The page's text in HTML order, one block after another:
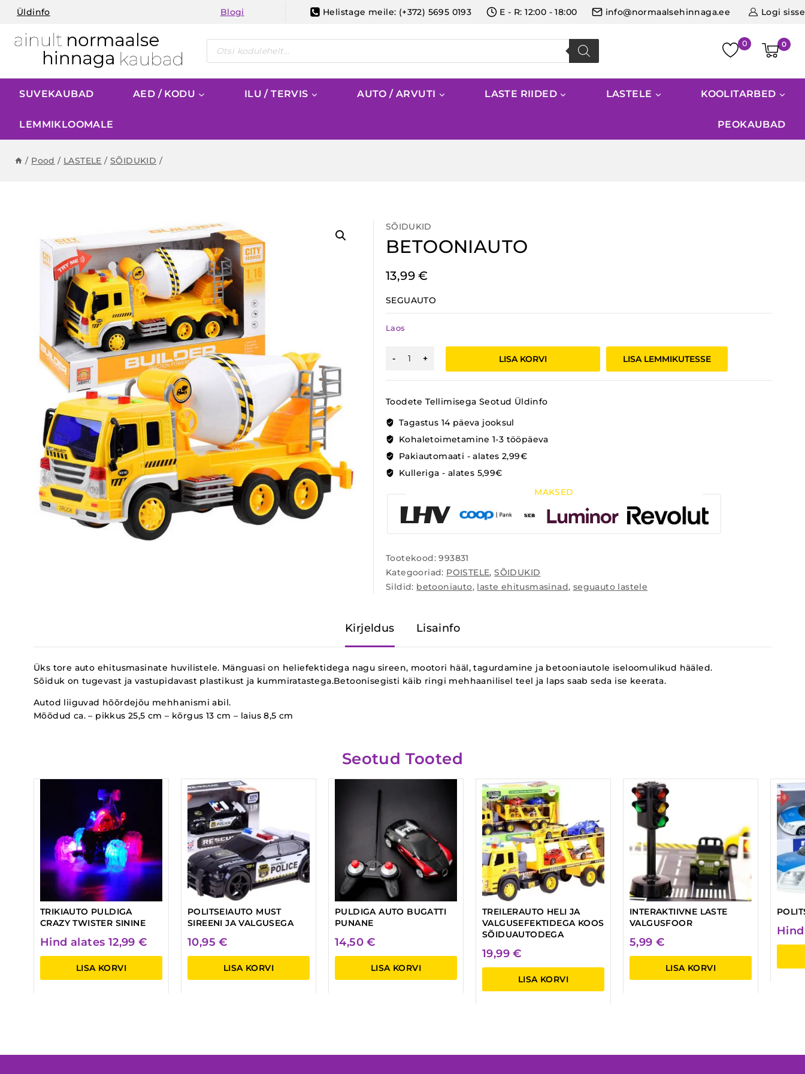
Skip
content
Üldinfo Blogi Helistage meile: (+372) 5695 0193 E - R: 12:00 - 18:00 info@normaalsehinnaga.ee Logi sisse
Products
search
0
SUVEKAUBAD AED / KODU ILU / TERVIS AUTO / ARVUTI LASTE RIIDED LASTELE KOOLITARBED
LEMMIKLOOMALE PEOKAUBAD
/ Pood / LASTELE / SÕIDUKID /
SÕIDUKID
BETOONIAUTO
13,99€
SEGUAUTO
Laos
LISA KORVI LISA LEMMIKUTESSE
Toodete Tellimisega Seotud Üldinfo
Tagastus 14 päeva jooksul
Kohaletoimetamine 1-3 tööpäeva
Pakiautomaati - alates 2,99€
Kulleriga - alates 5,99€
MAKSED
Tootekood:993831
Kategooriad: POISTELE,SÕIDUKID
Sildid: betooniauto, laste ehitusmasinad, seguauto lastele
Kirjeldus Lisainfo
Üks tore auto ehitusmasinate huvilistele. Mänguasi on heliefektidega nagu sireen, mootori hääl, tagurdamine ja betooniautole iseloomulikud hääled.
Sõiduk on tugevast ja vastupidavast plastikust ja kummiratastega.Betoonisegisti käib ringi mehhaanilisel teel ja laps saab seda ise keerata.
Autod liiguvad hõõrdejõu mehhanismi abil.
Mõõdud ca. – pikkus 25,5 cm – kõrgus 13 cm – laius 8,5 cm
Seotud Tooted
TRIKIAUTO PULDIGA
CRAZY TWISTER SININE
Hind alates 12,99€
LISA KORVI
POLITSEIAUTO MUST
SIREENI JA VALGUSEGA
10,95€
LISA KORVI
PULDIGA AUTO BUGATTI
PUNANE
14,50€
LISA KORVI
TREILERAUTO HELI JA
VALGUSEFEKTIDEGA KOOS
SÕIDUAUTODEGA
19,99€
LISA KORVI
INTERAKTIIVNE LASTE
VALGUSFOOR
5,99 €
LISA KORVI